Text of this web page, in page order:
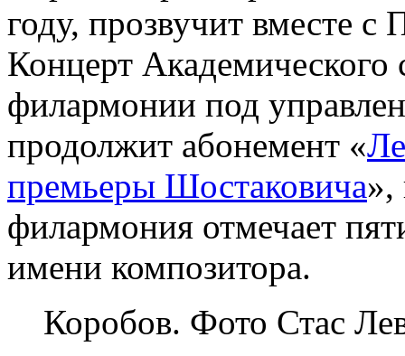
году, прозвучит вместе
Концерт Академического
филармонии под
продолжит абонемент «
премьеры Шостаковича»,
филармония отмечает
имени композитора.
Коробов. Фото Стас